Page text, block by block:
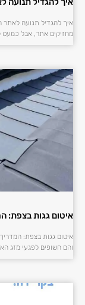
מחזיקים אתר, אבל כמעט
איטום גגות בצפת:
איטום גגות בצפת:
והם חשופים לפגעי מזג